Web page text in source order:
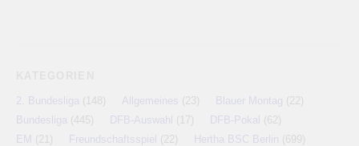
2. Bundesliga (148) Allgemeines (23) Blauer Montag (22)
Bundesliga (445) DFB-Auswahl (17) DFB-Pokal (62)
EM (21) Freundschaftsspiel (22) Hertha BSC Berlin (699)